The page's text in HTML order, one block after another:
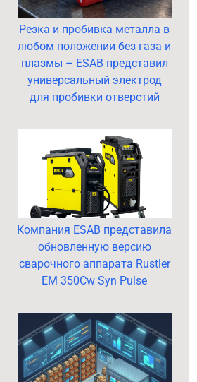
Резка и пробивка металла в
любом положении без газа и
плазмы – ESAB представил
универсальный электрод
для пробивки отверстий
Компания ESAB представила
обновленную версию
сварочного аппарата Rustler
EM 350Cw Syn Pulse